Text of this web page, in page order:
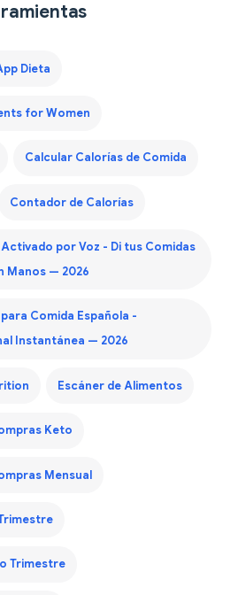
Dieta
for Women
Calcular Calorías de Comida
Contador de Calorías
por Voz - Di tus Comidas
Manos — 2026
Comida Española -
Instantánea — 2026
Escáner de Alimentos
Keto
Mensual
Trimestre